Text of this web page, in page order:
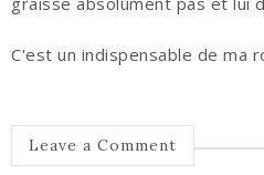
C'est un indispensable de ma
Leave a Comment